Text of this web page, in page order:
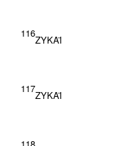
116
ΖΥΚΑΪ
117
ΖΥΚΑΪ